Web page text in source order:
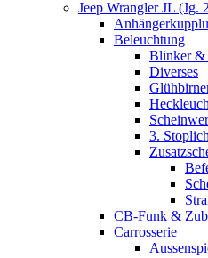
Jeep Wrangler JL (Jg.
Beleuchtung
Blinker &
Diverses
3.
CB-Funk &
Carrosserie